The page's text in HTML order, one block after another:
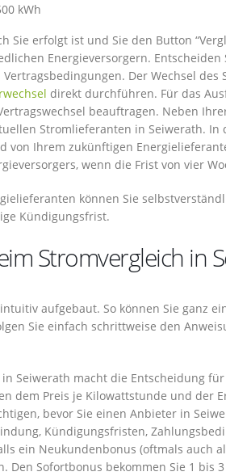
kWh
Sie erfolgt ist und Sie den Button
Energieversorgern.
Der Wechsel
direkt durchführen. Für das
beauftragen. Neben
Stromlieferanten in Seiwerath.
von Ihrem zukünftigen
wenn die Frist von vier
können Sie
Kündigungsfrist.
Stromvergleich in
aufgebaut. So können Sie ganz
Sie einfach schrittweise den
Seiwerath macht die Entscheidung
dem Preis je Kilowattstunde und der
bevor Sie einen Anbieter in
Kündigungsfristen,
ein Neukundenbonus (oftmals auch
Den Sofortbonus bekommen Sie 1 bis